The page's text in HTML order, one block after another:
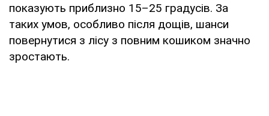
показують приблизно 15–25 градусів. За
таких умов, особливо після дощів, шанси
повернутися з лісу з повним кошиком значно
зростають.